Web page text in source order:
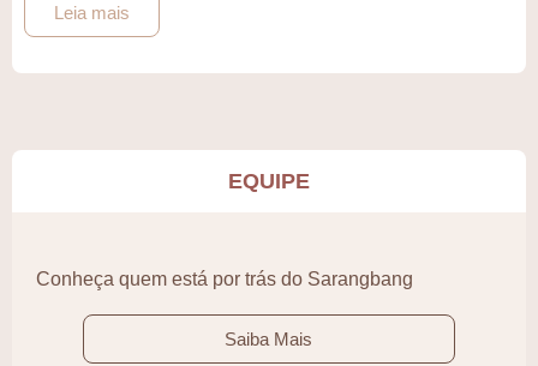
Leia mais
EQUIPE
Conheça quem está por trás do Sarangbang
Saiba Mais